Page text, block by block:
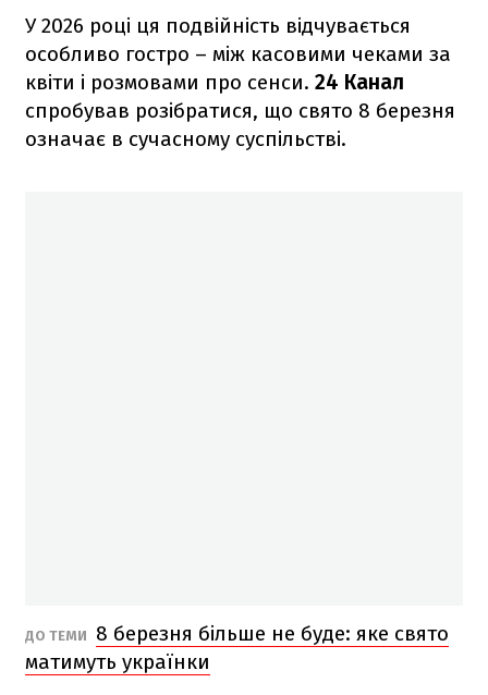
У 2026 році ця подвійність відчувається
особливо гостро – між касовими чеками за
квіти і розмовами про сенси. 24 Канал
спробував розібратися, що свято 8 березня
означає в сучасному суспільстві.
ДО ТЕМИ
8 березня більше не буде: яке свято
матимуть українки